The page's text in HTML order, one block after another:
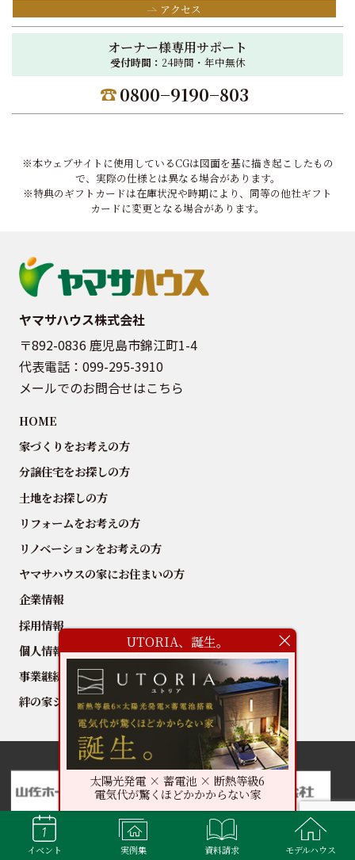
アクセス
オーナー様専用サポート
受付時間： 24時間・年中無休
0800−9190−803
※本ウェブサイトに使用しているCGは図面を基に描き起こしたもの
で、実際の仕様とは異なる場合があります。
※特典のギフトカードは在庫状況や時期により、同等の他社ギフト
カードに変更となる場合があります。
ヤマサハウス株式会社
〒892-0836 鹿児島市錦江町1-4
代表電話： 099-295-3910
メールでのお問合せはこちら
HOME
家づくりをお考えの方
分譲住宅をお探しの方
土地をお探しの方
リフォームをお考えの方
リノベーションをお考えの方
ヤマサハウスの家にお住まいの方
企業情報
採用情報
個人情報の取扱いについて
事業継続方針
絆の家シリーズ
UTORIA、誕生。
太陽光発電 × 蓄電池 × 断熱等級6
電気代が驚くほどかかからない家
イベント 実例集 資料請求 モデルハウス